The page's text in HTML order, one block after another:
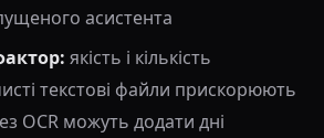
асистента
якість і кількість
текстові файли прискорюють
OCR можуть додати дні